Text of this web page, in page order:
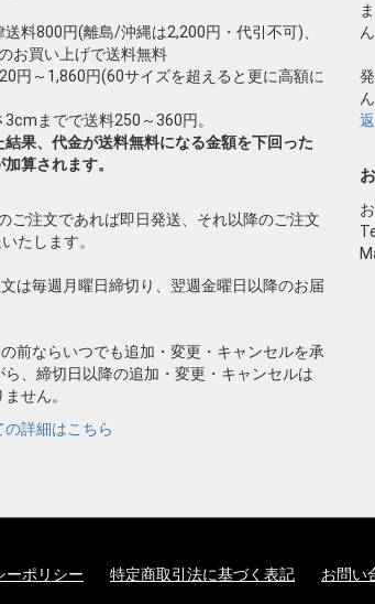
料800円(離島/沖縄は2,200円・代引不可)、
お買い上げで送料無料
円～1,860円(60サイズを超えると更に高額に
までで送料250～360円。
果、代金が送料無料になる金額を下回った
算されます。
ご注文であれば即日発送、それ以降のご注文
たします。
は毎週月曜日締切り、翌週金曜日以降のお届
前ならいつでも追加・変更・キャンセルを承
ら、締切日以降の追加・変更・キャンセルは
せん。
詳細はこちら
ん
ん
ーポリシー 特定商取引法に基づく表記 お問い